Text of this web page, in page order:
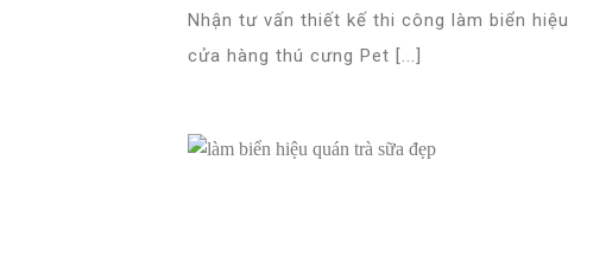
Nhận tư vấn thiết kế thi công làm biển hiệu
cửa hàng thú cưng Pet [...]